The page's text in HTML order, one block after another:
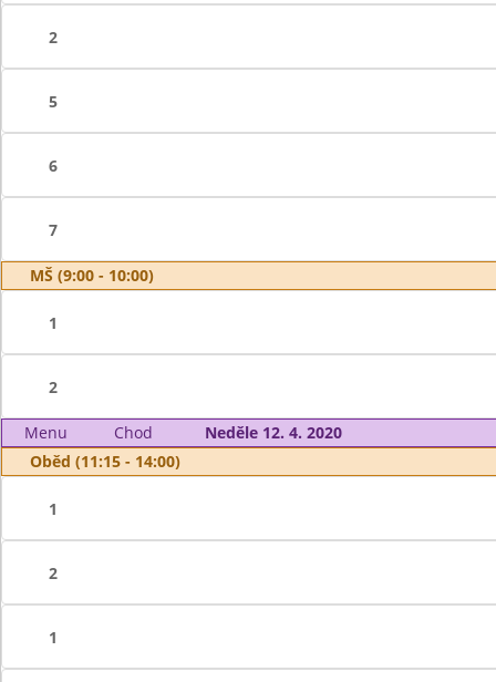
2
5
6
7
MŠ (9:00 - 10:00)
1
2
Menu Chod
Neděle 12. 4. 2020
Oběd (11:15 - 14:00)
1
2
1